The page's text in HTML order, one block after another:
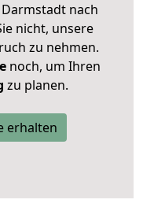
nach
nicht, unsere
zu nehmen.
noch, um Ihren
zu planen.
erhalten